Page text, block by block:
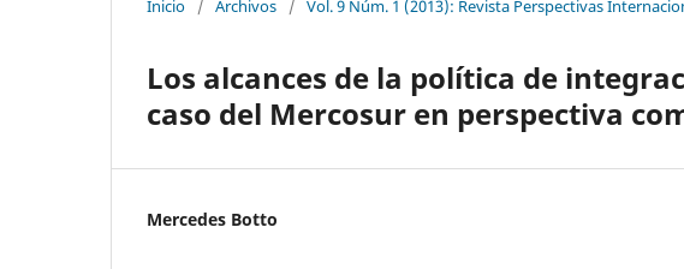
Inicio / Archivos / Vol. 9 Núm. 1 (2013): Revista Perspectivas
Los alcances de la política de
caso del Mercosur en perspectiva
Mercedes Botto